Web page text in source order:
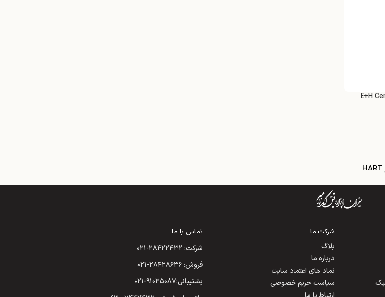
شرکت ما
بلاگ
درباره ما
نماد های اعتماد سایت
سیاست حریم خصوصی
تماس با ما
شرکت: ۲۸۴۲۲۴۳۲-۰۲۱
فروش: ۲۸۴۲۸۶۳۶-۰۲۱
پشتیبانی:۹۱۰۳۵۰۸۷-۰۲۱